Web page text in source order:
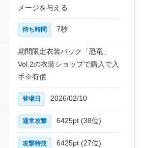
メージを与える
待ち時間 7秒
期間限定衣装パック「恐竜」
Vol.2の衣装ショップで購入で入
手※有償
登場日 2026/02/10
通常攻撃 6425pt (38位)
攻撃特技 6425pt (27位)